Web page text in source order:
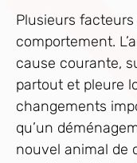
Plusieurs
comportement.
cause courante,
partout et pleure
changements
qu’un
nouvel animal de